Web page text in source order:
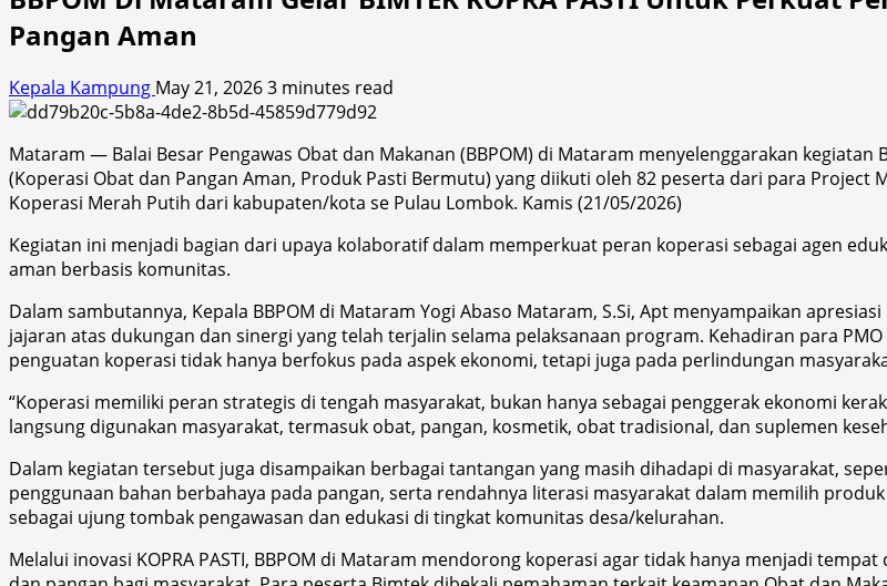
Pangan Aman
Kepala Kampung May 21, 20263 minutes read
Mataram — Balai Besar Pengawas Obat dan Makanan (BBPOM) di Mataram menyelenggarakan kegiatan
(Koperasi Obat dan Pangan Aman, Produk Pasti Bermutu) yang diikuti oleh 82 peserta dari para Project
Koperasi Merah Putih dari kabupaten/kota se Pulau Lombok. Kamis (21/05/2026)
Kegiatan ini menjadi bagian dari upaya kolaboratif dalam memperkuat peran koperasi sebagai agen
aman berbasis komunitas.
Dalam sambutannya, Kepala BBPOM di Mataram Yogi Abaso Mataram, S.Si, Apt menyampaikan
jajaran atas dukungan dan sinergi yang telah terjalin selama pelaksanaan program. Kehadiran para
penguatan koperasi tidak hanya berfokus pada aspek ekonomi, tetapi juga pada perlindungan
“Koperasi memiliki peran strategis di tengah masyarakat, bukan hanya sebagai penggerak ekonomi
langsung digunakan masyarakat, termasuk obat, pangan, kosmetik, obat tradisional, dan suplemen
Dalam kegiatan tersebut juga disampaikan berbagai tantangan yang masih dihadapi di masyarakat,
penggunaan bahan berbahaya pada pangan, serta rendahnya literasi masyarakat dalam memilih
sebagai ujung tombak pengawasan dan edukasi di tingkat komunitas desa/kelurahan.
Melalui inovasi KOPRA PASTI, BBPOM di Mataram mendorong koperasi agar tidak hanya menjadi